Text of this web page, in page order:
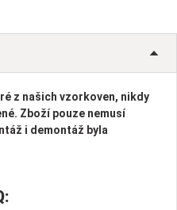
z našich vzorkoven, nikdy
Zboží pouze nemusí
i demontáž byla